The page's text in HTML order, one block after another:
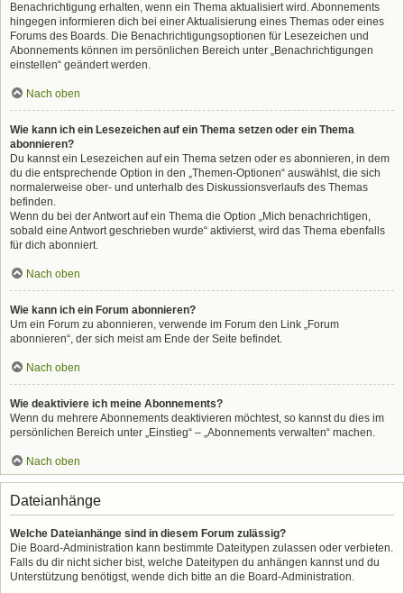
Benachrichtigung erhalten, wenn ein Thema aktualisiert wird. Abonnements
hingegen informieren dich bei einer Aktualisierung eines Themas oder eines
Forums des Boards. Die Benachrichtigungsoptionen für Lesezeichen und
Abonnements können im persönlichen Bereich unter „Benachrichtigungen
einstellen“ geändert werden.
Nach oben
Wie kann ich ein Lesezeichen auf ein Thema setzen oder ein Thema
abonnieren?
Du kannst ein Lesezeichen auf ein Thema setzen oder es abonnieren, in dem
du die entsprechende Option in den „Themen-Optionen“ auswählst, die sich
normalerweise ober- und unterhalb des Diskussionsverlaufs des Themas
befinden.
Wenn du bei der Antwort auf ein Thema die Option „Mich benachrichtigen,
sobald eine Antwort geschrieben wurde“ aktivierst, wird das Thema ebenfalls
für dich abonniert.
Nach oben
Wie kann ich ein Forum abonnieren?
Um ein Forum zu abonnieren, verwende im Forum den Link „Forum
abonnieren“, der sich meist am Ende der Seite befindet.
Nach oben
Wie deaktiviere ich meine Abonnements?
Wenn du mehrere Abonnements deaktivieren möchtest, so kannst du dies im
persönlichen Bereich unter „Einstieg“ – „Abonnements verwalten“ machen.
Nach oben
Dateianhänge
Welche Dateianhänge sind in diesem Forum zulässig?
Die Board-Administration kann bestimmte Dateitypen zulassen oder verbieten.
Falls du dir nicht sicher bist, welche Dateitypen du anhängen kannst und du
Unterstützung benötigst, wende dich bitte an die Board-Administration.